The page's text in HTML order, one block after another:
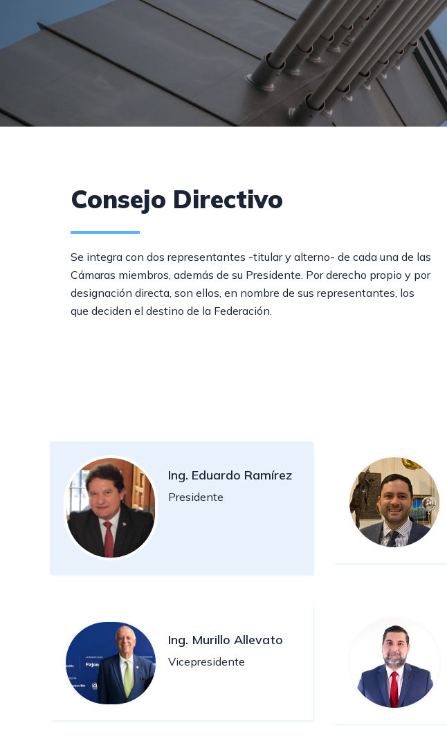
Consejo Directivo
Se integra con dos representantes -titular y alterno- de cada una de las
Cámaras miembros, además de su Presidente. Por derecho propio y por
designación directa, son ellos, en nombre de sus representantes, los
que deciden el destino de la Federación.
Ing. Eduardo Ramírez
Presidente
Ing. Murillo Allevato
Vicepresidente